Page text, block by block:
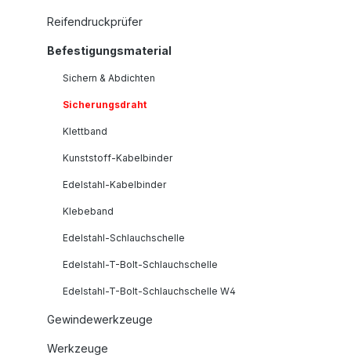
Reifendruckprüfer
Befestigungsmaterial
Sichern & Abdichten
Sicherungsdraht
Klettband
Kunststoff-Kabelbinder
Edelstahl-Kabelbinder
Klebeband
Edelstahl-Schlauchschelle
Edelstahl-T-Bolt-Schlauchschelle
Edelstahl-T-Bolt-Schlauchschelle W4
Gewindewerkzeuge
Werkzeuge